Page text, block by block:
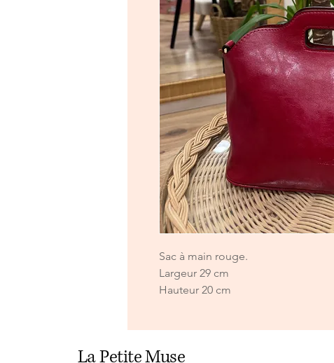
Sac à main rouge.
Largeur 29 cm
Hauteur 20 cm
La Petite Muse